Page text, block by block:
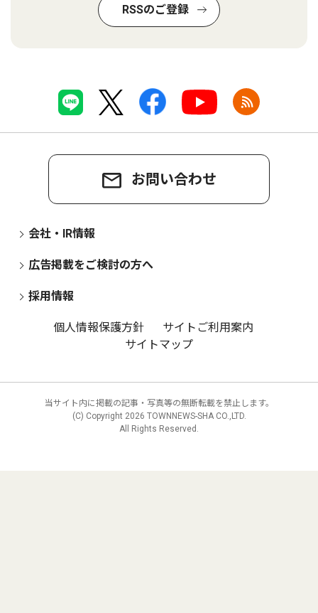
RSSのご登録
お問い合わせ
会社・IR情報
広告掲載をご検討の方へ
採用情報
個人情報保護方針
サイトご利用案内
サイトマップ
当サイト内に掲載の記事・写真等の無断転載を禁止します。
(C) Copyright 2026 TOWNNEWS-SHA CO.,LTD.
All Rights Reserved.